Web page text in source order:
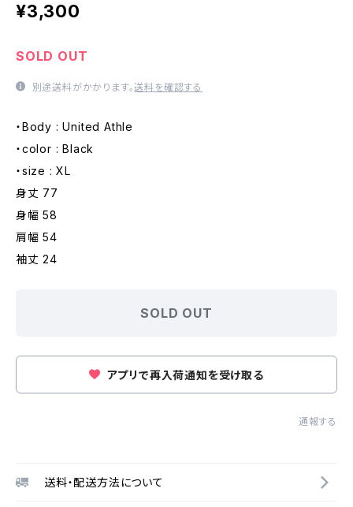
¥3,300
SOLD OUT
別途送料がかかります。送料を確認する
・Body : United Athle
・color : Black
・size : XL
身丈 77
身幅 58
肩幅 54
袖丈 24
SOLD OUT
アプリで再入荷通知を受け取る
通報する
送料・配送方法について